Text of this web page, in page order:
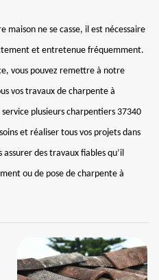
ne se casse, il est nécessaire
et entretenue fréquemment.
vous pouvez remettre à notre
vos travaux de charpente à
plusieurs charpentiers 37340
et réaliser tous vos projets dans
assurer des travaux fiables qu’il
ou de pose de charpente à